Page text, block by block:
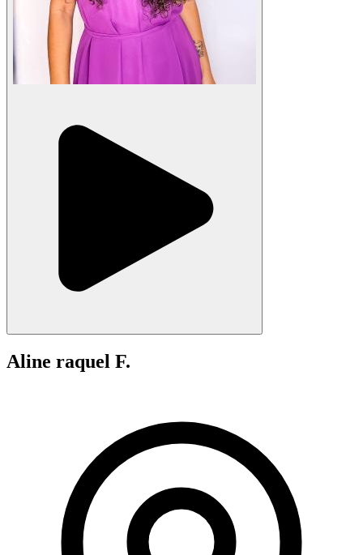
Aline raquel F.